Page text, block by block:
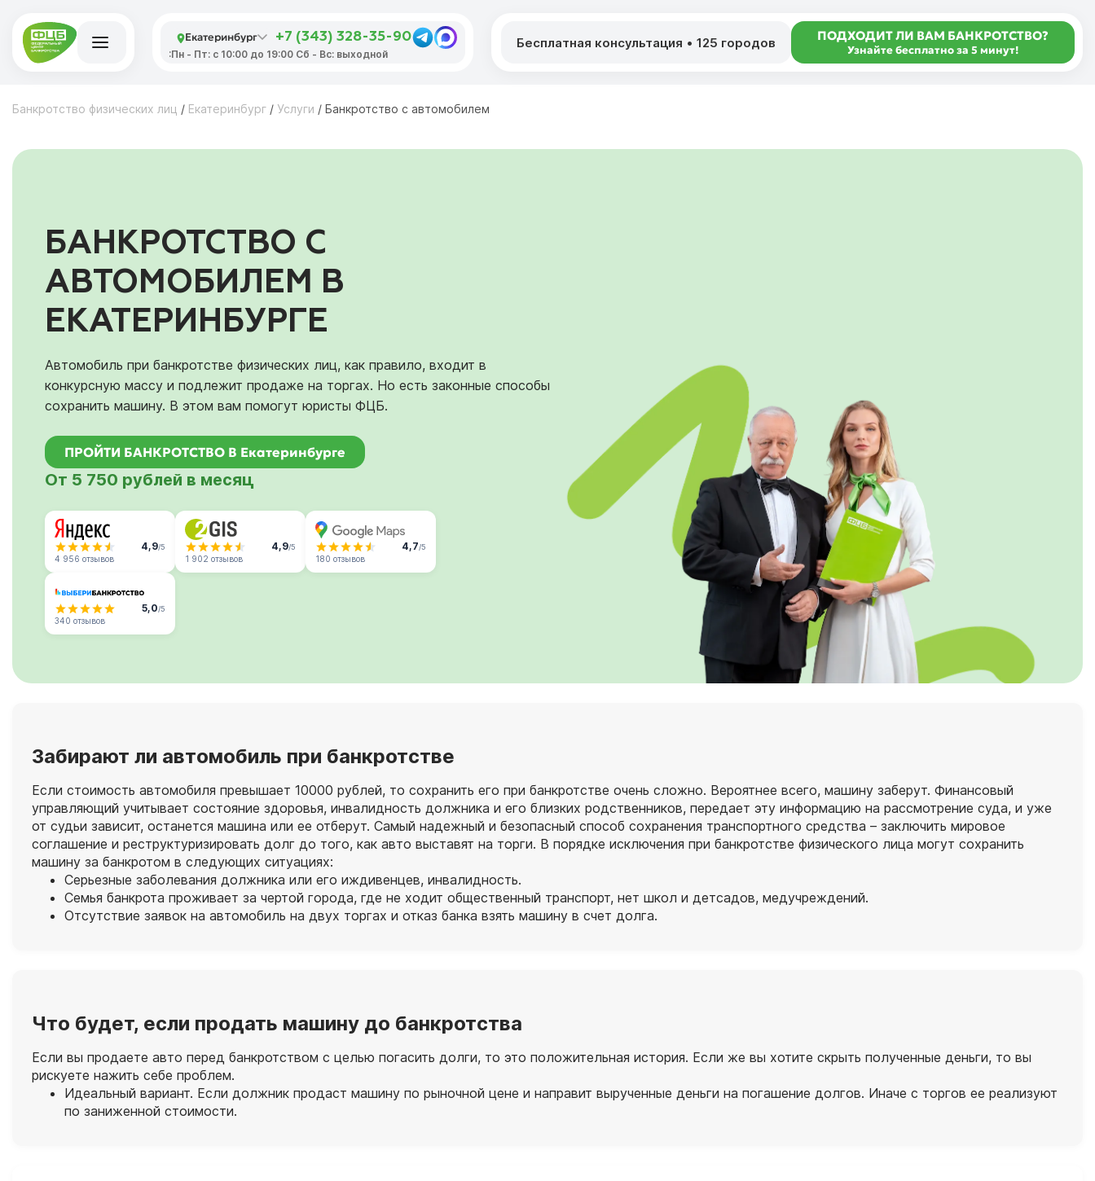
Екатеринбург +7 (343) 328-35-90
:Пн - Пт: с 10:00 до 19:00 Сб - Вс: выходной
Бесплатная консультация • 125 городов ПОДХОДИТ ЛИ ВАМ БАНКРОТСТВО?
Узнайте бесплатно за 5 минут!
Банкротство физических лиц / Екатеринбург / Услуги / Банкротство с автомобилем
БАНКРОТСТВО С
АВТОМОБИЛЕМ В
ЕКАТЕРИНБУРГЕ
Автомобиль при банкротстве физических лиц, как правило, входит в
конкурсную массу и подлежит продаже на торгах. Но есть законные способы
сохранить машину. В этом вам помогут юристы ФЦБ.
ПРОЙТИ БАНКРОТСТВО В Екатеринбурге
От 5 750 рублей в месяц
4,9/5
4 956 отзывов
4,9/5
1 902 отзывов
4,7/5
180 отзывов
5,0/5
340 отзывов
Забирают ли автомобиль при банкротстве
Если стоимость автомобиля превышает 10000 рублей, то сохранить его при банкротстве очень сложно. Вероятнее всего, машину заберут. Финансовый
управляющий учитывает состояние здоровья, инвалидность должника и его близких родственников, передает эту информацию на рассмотрение суда, и уже
от судьи зависит, останется машина или ее отберут. Самый надежный и безопасный способ сохранения транспортного средства – заключить мировое
соглашение и реструктуризировать долг до того, как авто выставят на торги. В порядке исключения при банкротстве физического лица могут сохранить
машину за банкротом в следующих ситуациях:
Серьезные заболевания должника или его иждивенцев, инвалидность.
Семья банкрота проживает за чертой города, где не ходит общественный транспорт, нет школ и детсадов, медучреждений.
Отсутствие заявок на автомобиль на двух торгах и отказ банка взять машину в счет долга.
Что будет, если продать машину до банкротства
Если вы продаете авто перед банкротством с целью погасить долги, то это положительная история. Если же вы хотите скрыть полученные деньги, то вы
рискуете нажить себе проблем.
Идеальный вариант. Если должник продаст машину по рыночной цене и направит вырученные деньги на погашение долгов. Иначе с торгов ее реализуют
по заниженной стоимости.